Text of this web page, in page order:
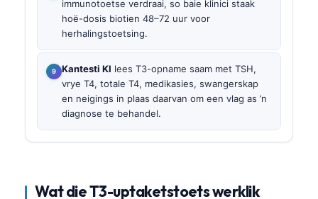
immunotoetse verdraai, so baie klinici staak
hoë-dosis biotien 48–72 uur voor
herhalingstoetsing.
Kantesti KI lees T3-opname saam met TSH,
vrye T4, totale T4, medikasies, swangerskap
en neigings in plaas daarvan om een vlag as ’n
diagnose te behandel.
Wat die T3-uptaketstoets werklik